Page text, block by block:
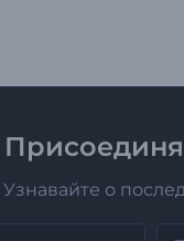
Узнавайте о